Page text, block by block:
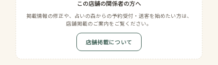
この店舗の関係者の方へ
掲載情報の修正や、占いの森からの予約受付・送客を始めたい方は、
店舗掲載のご案内をご覧ください。
店舗掲載について